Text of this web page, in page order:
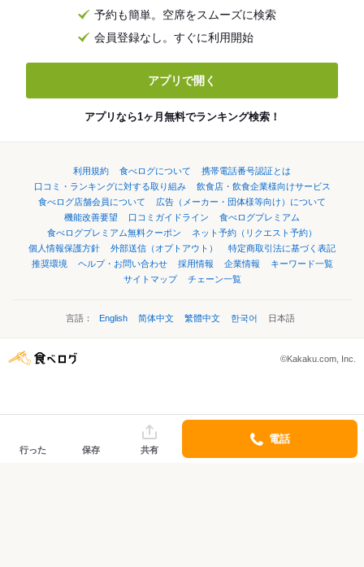
予約も簡単。空席をスムーズに検索
会員登録なし。すぐに利用開始
アプリで開く
アプリなら1ヶ月無料でランキング検索！
利用規約 食べログについて
携帯電話番号認証とは
口コミ・ランキングに対する取り組み
飲食店・飲食企業様向けサービス
食べログ店舗会員について
広告（メーカー・団体様等向け）について
機能改善要望
口コミガイドライン
食べログプレミアム
食べログプレミアム無料クーポン
ネット予約（リクエスト予約）
個人情報保護方針
外部送信（オプトアウト）
特定商取引法に基づく表記
推奨環境
ヘルプ・お問い合わせ 採用情報 企業情報
キーワード一覧
サイトマップ
チェーン一覧
言語： English 简体中文 繁體中文 한국어 日本語
©Kakaku.com, Inc.
行った 保存 共有
電話